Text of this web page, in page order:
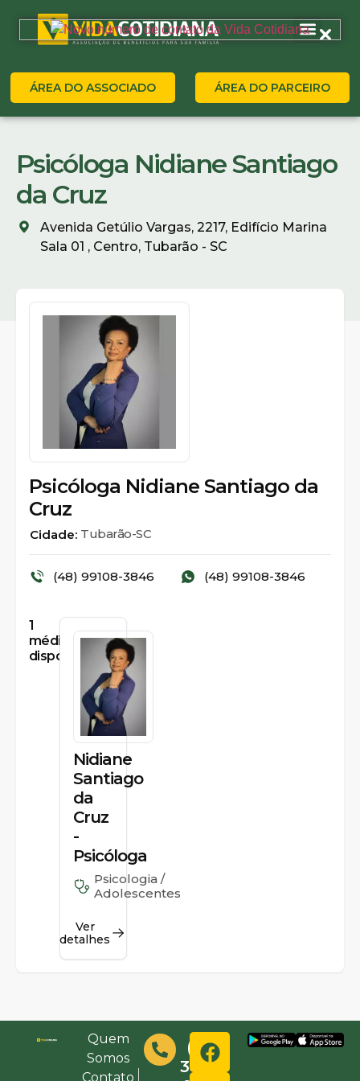
ÁREA DO ASSOCIADO ÁREA DO PARCEIRO
Psicóloga Nidiane Santiago
da Cruz
Avenida Getúlio Vargas, 2217, Edifício Marina
Sala 01 , Centro, Tubarão - SC
Psicóloga Nidiane Santiago da
Cruz
Cidade: Tubarão-SC
(48) 99108-3846 (48) 99108-3846
1
médicos
disponíveis
Nidiane
Santiago
da
Cruz
-
Psicóloga
Psicologia /
Adolescentes
Ver
detalhes
Quem
Somos
Contato
(48)
3632-